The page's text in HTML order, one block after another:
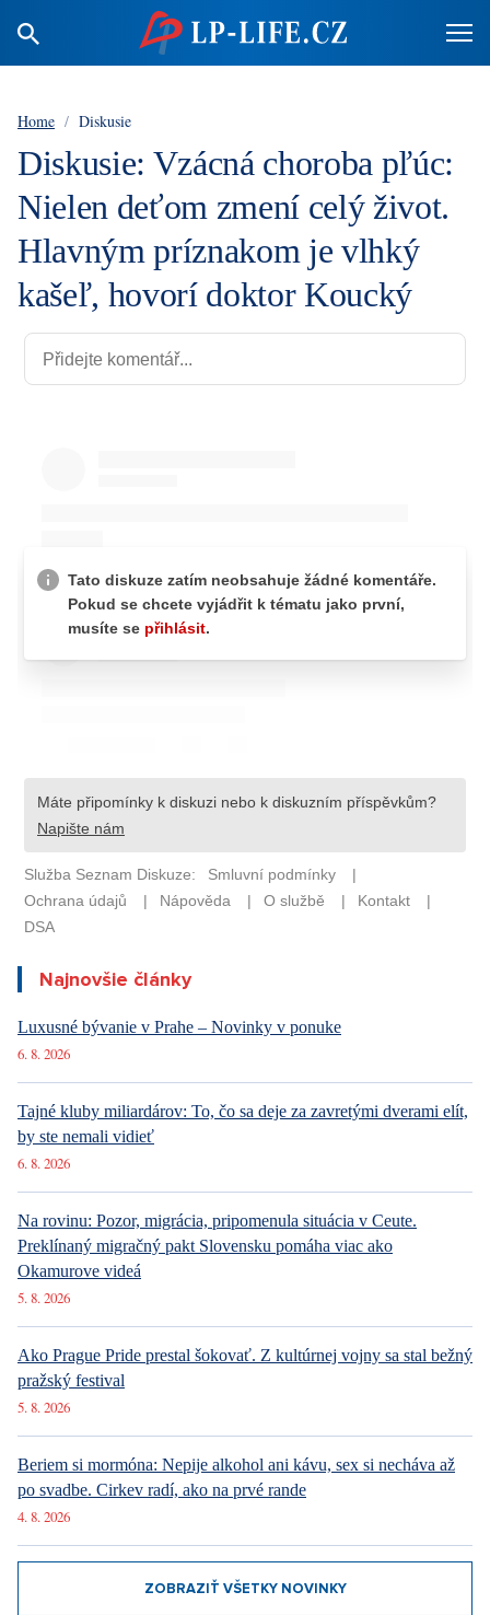
Home / Diskusie
Diskusie: Vzácná choroba pľúc:
Nielen deťom zmení celý život.
Hlavným príznakom je vlhký
kašeľ, hovorí doktor Koucký
Najnovšie články
Luxusné bývanie v Prahe – Novinky v ponuke
6. 8. 2026
Tajné kluby miliardárov: To, čo sa deje za zavretými dverami elít,
by ste nemali vidieť
6. 8. 2026
Na rovinu: Pozor, migrácia, pripomenula situácia v Ceute.
Preklínaný migračný pakt Slovensku pomáha viac ako
Okamurove videá
5. 8. 2026
Ako Prague Pride prestal šokovať. Z kultúrnej vojny sa stal bežný
pražský festival
5. 8. 2026
Beriem si mormóna: Nepije alkohol ani kávu, sex si necháva až
po svadbe. Cirkev radí, ako na prvé rande
4. 8. 2026
ZOBRAZIŤ VŠETKY NOVINKY